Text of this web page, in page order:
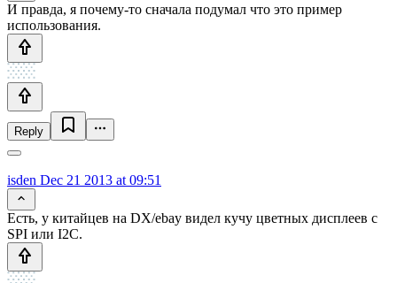
И правда, я почему-то сначала подумал что это пример
использования.
Reply
isden Dec 21 2013 at 09:51
Есть, у китайцев на DX/ebay видел кучу цветных дисплеев с
SPI или I2C.